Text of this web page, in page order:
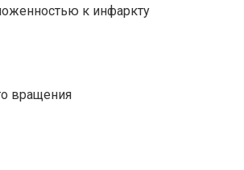
к инфаркту
вращения